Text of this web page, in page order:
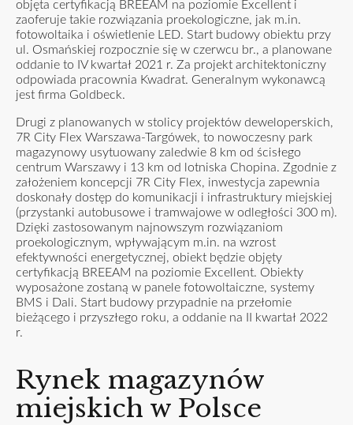
objęta certyfikacją BREEAM na poziomie Excellent i
zaoferuje takie rozwiązania proekologiczne, jak m.in.
fotowoltaika i oświetlenie LED. Start budowy obiektu przy
ul. Osmańskiej rozpocznie się w czerwcu br., a planowane
oddanie to IV kwartał 2021 r. Za projekt architektoniczny
odpowiada pracownia Kwadrat. Generalnym wykonawcą
jest firma Goldbeck.
Drugi z planowanych w stolicy projektów deweloperskich,
7R City Flex Warszawa-Targówek, to nowoczesny park
magazynowy usytuowany zaledwie 8 km od ścisłego
centrum Warszawy i 13 km od lotniska Chopina. Zgodnie z
założeniem koncepcji 7R City Flex, inwestycja zapewnia
doskonały dostęp do komunikacji i infrastruktury miejskiej
(przystanki autobusowe i tramwajowe w odległości 300 m).
Dzięki zastosowanym najnowszym rozwiązaniom
proekologicznym, wpływającym m.in. na wzrost
efektywności energetycznej, obiekt będzie objęty
certyfikacją BREEAM na poziomie Excellent. Obiekty
wyposażone zostaną w panele fotowoltaiczne, systemy
BMS i Dali. Start budowy przypadnie na przełomie
bieżącego i przyszłego roku, a oddanie na II kwartał 2022
r.
Rynek magazynów
miejskich w Polsce